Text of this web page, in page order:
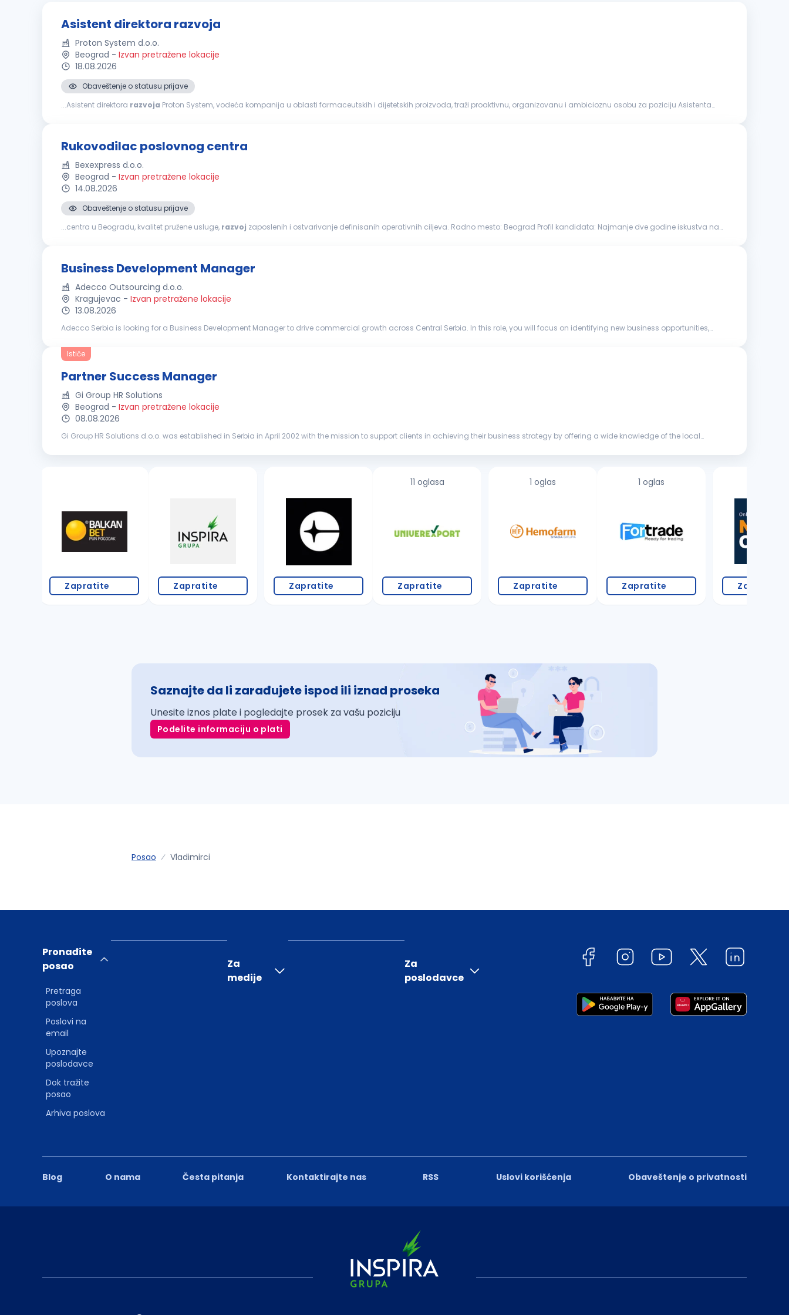
Asistent direktora razvoja
Proton System d.o.o.
Beograd - Izvan pretražene lokacije
18.08.2026
Obaveštenje o statusu prijave
...Asistent direktora razvoja Proton System, vodeća kompanija u oblasti farmaceutskih i dijetetskih proizvoda, traži proaktivnu, organizovanu i ambicioznu osobu za poziciju Asistenta
Rukovodilac poslovnog centra
Bexexpress d.o.o.
Beograd - Izvan pretražene lokacije
14.08.2026
Obaveštenje o statusu prijave
...centra u Beogradu, kvalitet pružene usluge, razvoj zaposlenih i ostvarivanje definisanih operativnih ciljeva. Radno mesto: Beograd Profil kandidata: Najmanje dve godine iskustva na
Business Development Manager
Adecco Outsourcing d.o.o.
Kragujevac - Izvan pretražene lokacije
13.08.2026
Adecco Serbia is looking for a Business Development Manager to drive commercial growth across Central Serbia. In this role, you will focus on identifying new business opportunities,
Ističe
Partner Success Manager
Gi Group HR Solutions
Beograd - Izvan pretražene lokacije
08.08.2026
Gi Group HR Solutions d.o.o. was established in Serbia in April 2002 with the mission to support clients in achieving their business strategy by offering a wide knowledge of the local
Zapratite Zapratite Zapratite
11 oglasa
Zapratite
1 oglas
Zapratite
1 oglas
Zapratite Zapratite
Saznajte da li zarađujete ispod ili iznad proseka
Unesite iznos plate i pogledajte prosek za vašu poziciju
Podelite informaciju o plati
Posao Vladimirci
Blog O nama Česta pitanja Kontaktirajte nas RSS Uslovi korišćenja Obaveštenje o privatnosti
Pronađite
posao
Pretraga
poslova
Poslovi na
email
Upoznajte
poslodavce
Dok tražite
posao
Arhiva poslova
Za
medije
Za
poslodavce